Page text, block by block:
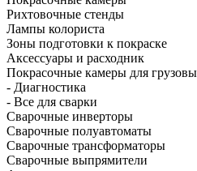
Рихтовочные стенды
Лампы колориста
Зоны подготовки к покраске
Аксессуары и расходник
Покрасочные камеры для
- Диагностика
- Все для сварки
Сварочные инверторы
Сварочные полуавтоматы
Сварочные трансформаторы
Сварочные выпрямители